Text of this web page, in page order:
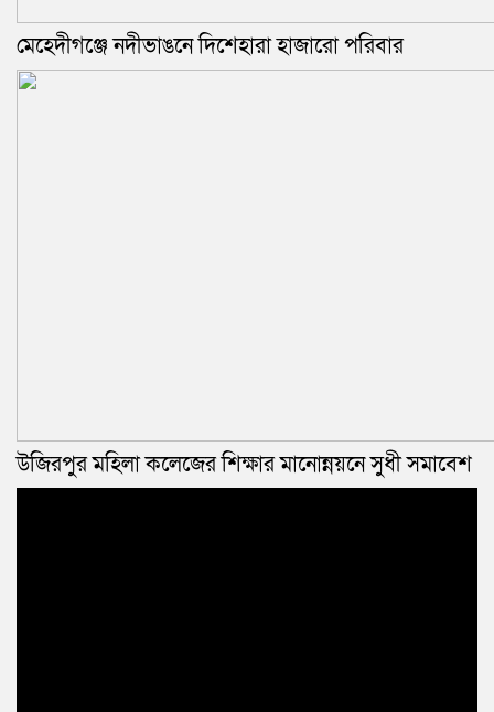
মেহেদীগঞ্জে নদীভাঙনে দিশেহারা হাজারো পরিবার
উজিরপুর মহিলা কলেজের শিক্ষার মানোন্নয়নে সুধী সমাবেশ